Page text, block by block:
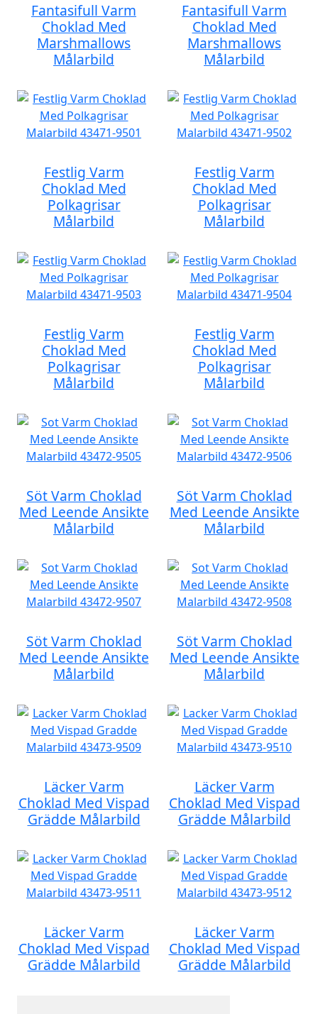
Fantasifull Varm
Choklad Med
Marshmallows
Målarbild
Fantasifull Varm
Choklad Med
Marshmallows
Målarbild
Festlig Varm
Choklad Med
Polkagrisar
Målarbild
Festlig Varm
Choklad Med
Polkagrisar
Målarbild
Festlig Varm
Choklad Med
Polkagrisar
Målarbild
Festlig Varm
Choklad Med
Polkagrisar
Målarbild
Söt Varm Choklad
Med Leende Ansikte
Målarbild
Söt Varm Choklad
Med Leende Ansikte
Målarbild
Söt Varm Choklad
Med Leende Ansikte
Målarbild
Söt Varm Choklad
Med Leende Ansikte
Målarbild
Läcker Varm
Choklad Med Vispad
Grädde Målarbild
Läcker Varm
Choklad Med Vispad
Grädde Målarbild
Läcker Varm
Choklad Med Vispad
Grädde Målarbild
Läcker Varm
Choklad Med Vispad
Grädde Målarbild